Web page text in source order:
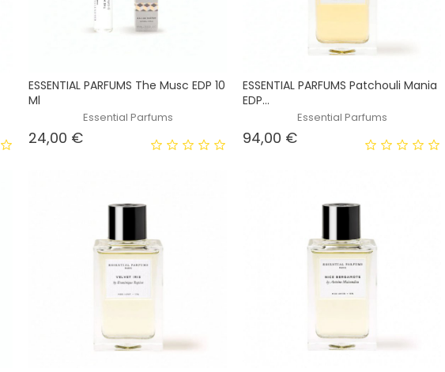
ESSENTIAL PARFUMS The Musc EDP 10
Ml
Essential Parfums
24,00 €Prezzo
ESSENTIAL PARFUMS Patchouli Mania
EDP...
Essential Parfums
94,00 €Prezzo